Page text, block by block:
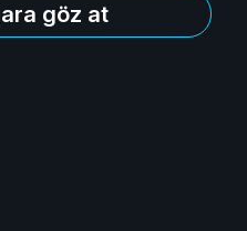
göz at